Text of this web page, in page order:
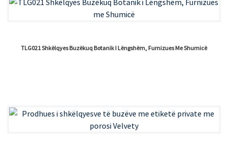
TLG021 Shkëlqyes Buzëkuq Botanik I Lëngshëm, Furnizues Me Shumicë